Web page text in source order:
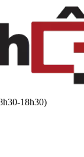
18h30)